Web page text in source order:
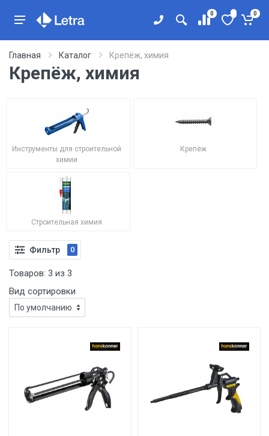
0 0
Главная Каталог Крепёж, химия
Крепёж, химия
Инструменты для строительной
химии
Крепёж
Строительная химия
Фильтр 0
Товаров: 3 из 3
Вид сортировки